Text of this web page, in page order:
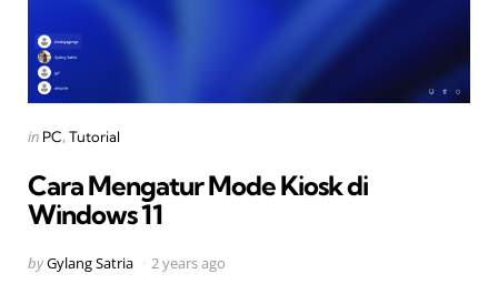
Categories
Posted
in PC Tutorial
Cara Mengatur Mode Kiosk di
Windows 11
Posted
byGylang Satria 2 years ago